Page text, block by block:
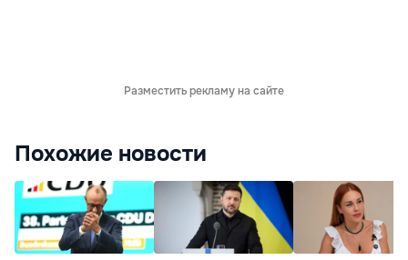
Разместить рекламу на сайте
Похожие новости